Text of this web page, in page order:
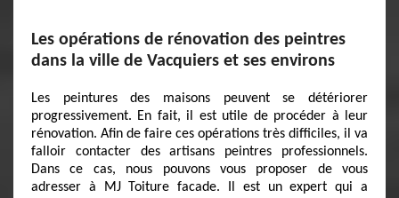
Les opérations de rénovation des peintres
dans la ville de Vacquiers et ses environs
Les peintures des maisons peuvent se détériorer
progressivement. En fait, il est utile de procéder à leur
rénovation. Afin de faire ces opérations très difficiles, il va
falloir contacter des artisans peintres professionnels.
Dans ce cas, nous pouvons vous proposer de vous
adresser à MJ Toiture facade. Il est un expert qui a